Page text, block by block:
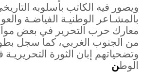
ويصور فيه الكاتب بأسلوبه
بالمشـاعر الوطنيـة الفياضـة
معارك حرب التحرير في بعض
من الجنوب الغربي، كما سجل
وتضحياتهم إبان الثورة
الوطن